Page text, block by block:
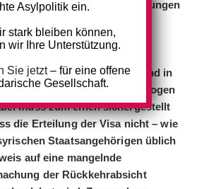
gibt. Von wirklichen Erleichterungen
herabgesetzt und auf
Staatsangehörige umgehend in
Visumsverfahren einbezogen
muss zum einen sichergestellt
die Erteilung der Visa nicht – wie
Staatsangehörigen üblich
auf eine mangelnde
der Rückkehrabsicht
Asylpolitik ein.
stark bleiben können,
wir Ihre Unterstützung.
Sie jetzt– für eine offene
Gesellschaft.